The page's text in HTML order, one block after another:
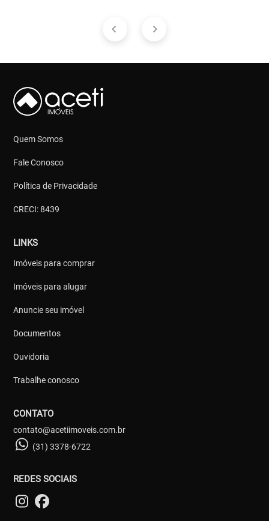
Quem Somos
Fale Conosco
Política de Privacidade
CRECI: 8439
LINKS
Imóveis para comprar
Imóveis para alugar
Anuncie seu imóvel
Documentos
Ouvidoria
Trabalhe conosco
CONTATO
contato@acetiimoveis.com.br
(31) 3378-6722
REDES SOCIAIS